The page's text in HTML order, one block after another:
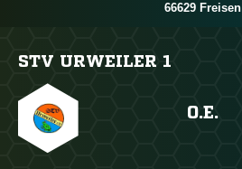
66629 Freisen
STV URWEILER 1
O.E.